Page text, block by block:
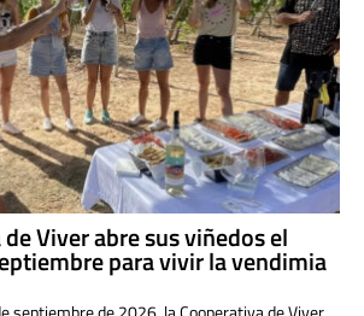
Viver abre sus viñedos el
para vivir la vendimia